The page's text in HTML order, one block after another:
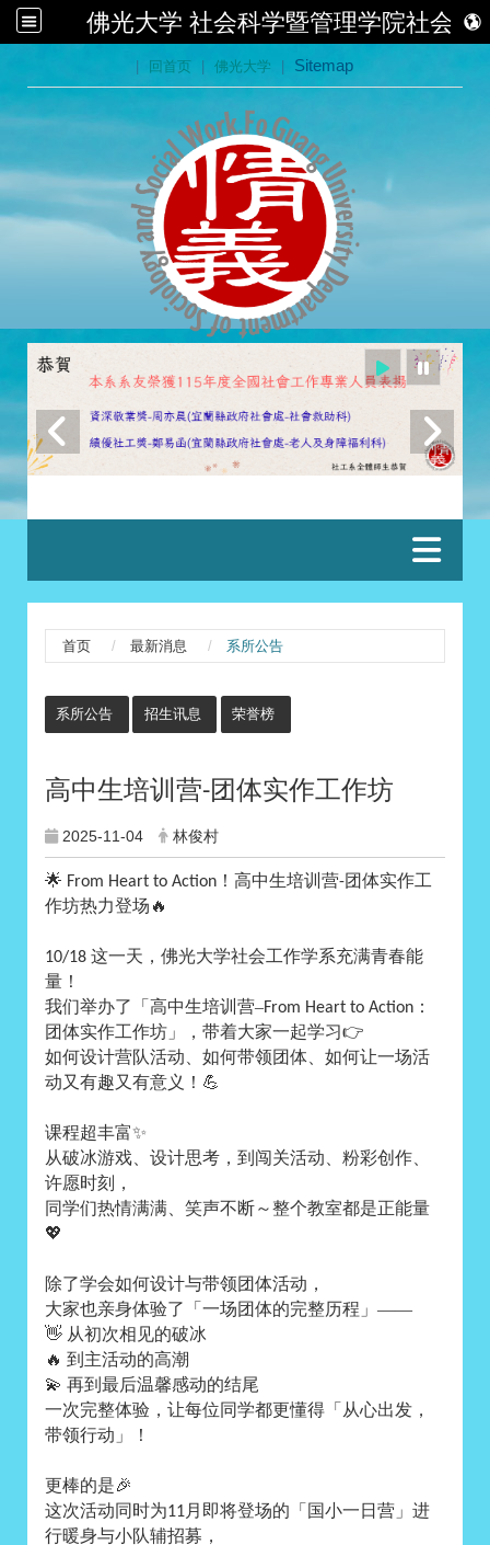
佛光大学 社会科学暨管理学院社会学
| 回首页 | 佛光大学 | Sitemap
首页 最新消息 系所公告
系所公告 招生讯息 荣誉榜
高中生培训营-团体实作工作坊
2025-11-04 林俊村
🌟 From Heart to Action ！高中生培训营-团体实作工
作坊热力登场 🔥
10/18 这一天，佛光大学社会工作学系充满青春能
量！
我们举办了「高中生培训营–From Heart to Action ：
团体实作工作坊」，带着大家一起学习👉
如何设计营队活动、如何带领团体、如何让一场活
动又有趣又有意义！ 💪
课程超丰富✨
从破冰游戏、设计思考，到闯关活动、粉彩创作、
许愿时刻，
同学们热情满满、笑声不断～整个教室都是正能量
💖
除了学会如何设计与带领团体活动，
大家也亲身体验了「一场团体的完整历程」——
👋 从初次相见的破冰
🔥 到主活动的高潮
💫 再到最后温馨感动的结尾
一次完整体验，让每位同学都更懂得「从心出发，
带领行动」！
更棒的是🎉
这次活动同时为11月即将登场的「国小一日营」进
行暖身与小队辅招募，